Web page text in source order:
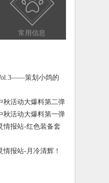
常用信息
策划小鸽的
秋活动大爆料第二弹
秋活动大爆料第一弹
情报站-红色装备套
情报站-月冷清辉！